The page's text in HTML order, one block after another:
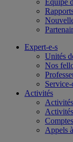
Expert-e-s
Unités
Nos
Activités
Appels